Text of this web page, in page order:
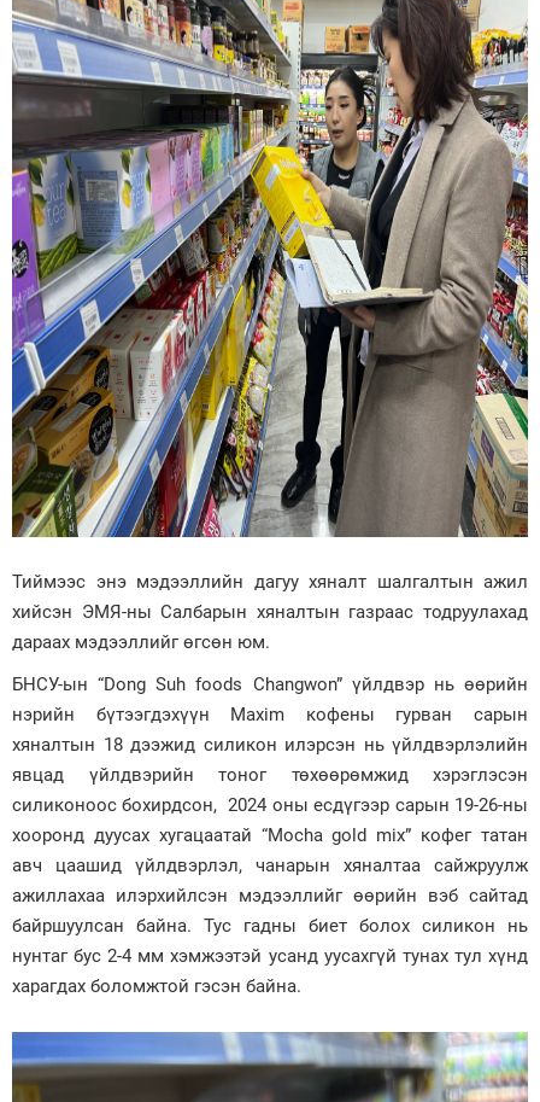
Тиймээс энэ мэдээллийн дагуу хяналт шалгалтын ажил
хийсэн ЭМЯ-ны Салбарын хяналтын газраас тодруулахад
дараах мэдээллийг өгсөн юм.
БНСУ-ын “Dong Suh foods Changwon” үйлдвэр нь өөрийн
нэрийн бүтээгдэхүүн Maxim кофены гурван сарын
хяналтын 18 дээжид силикон илэрсэн нь үйлдвэрлэлийн
явцад үйлдвэрийн тоног төхөөрөмжид хэрэглэсэн
силиконоос бохирдсон, 2024 оны есдүгээр сарын 19-26-ны
хооронд дуусах хугацаатай “Mocha gold mix” кофег татан
авч цаашид үйлдвэрлэл, чанарын хяналтаа сайжруулж
ажиллахаа илэрхийлсэн мэдээллийг өөрийн вэб сайтад
байршуулсан байна. Тус гадны биет болох силикон нь
нунтаг бус 2-4 мм хэмжээтэй усанд уусахгүй тунах тул хүнд
харагдах боломжтой гэсэн байна.